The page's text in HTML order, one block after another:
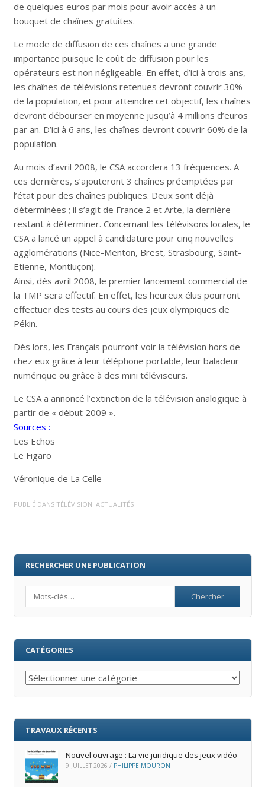
de quelques euros par mois pour avoir accès à un
bouquet de chaînes gratuites.
Le mode de diffusion de ces chaînes a une grande
importance puisque le coût de diffusion pour les
opérateurs est non négligeable. En effet, d’ici à trois ans,
les chaînes de télévisions retenues devront couvrir 30%
de la population, et pour atteindre cet objectif, les chaînes
devront débourser en moyenne jusqu’à 4 millions d’euros
par an. D’ici à 6 ans, les chaînes devront couvrir 60% de la
population.
Au mois d’avril 2008, le CSA accordera 13 fréquences. A
ces dernières, s’ajouteront 3 chaînes préemptées par
l’état pour des chaînes publiques. Deux sont déjà
déterminées ; il s’agit de France 2 et Arte, la dernière
restant à déterminer. Concernant les télévisons locales, le
CSA a lancé un appel à candidature pour cinq nouvelles
agglomérations (Nice-Menton, Brest, Strasbourg, Saint-
Etienne, Montluçon).
Ainsi, dès avril 2008, le premier lancement commercial de
la TMP sera effectif. En effet, les heureux élus pourront
effectuer des tests au cours des jeux olympiques de
Pékin.
Dès lors, les Français pourront voir la télévision hors de
chez eux grâce à leur téléphone portable, leur baladeur
numérique ou grâce à des mini téléviseurs.
Le CSA a annoncé l’extinction de la télévision analogique à
partir de « début 2009 ».
Sources :
Les Echos
Le Figaro
Véronique de La Celle
PUBLIÉ DANS TÉLÉVISION: ACTUALITÉS
RECHERCHER UNE PUBLICATION
CATÉGORIES
Catégories
TRAVAUX RÉCENTS
Nouvel ouvrage : La vie juridique des jeux vidéo
9 JUILLET 2026 / PHILIPPE MOURON